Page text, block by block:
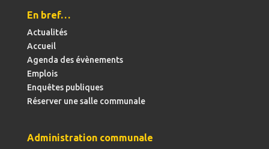
En bref…
Actualités
Accueil
Agenda des évènements
Emplois
Enquêtes publiques
Réserver une salle communale
Administration communale